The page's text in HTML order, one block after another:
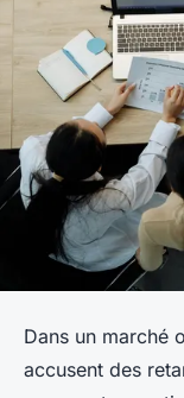
Dans un marché
accusent des